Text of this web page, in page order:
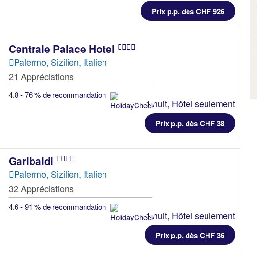
Prix p.p. dès CHF 926
Centrale Palace Hotel
Palermo, Sizilien, Italien
21 Appréciations
4.8 - 76 % de recommandation
1 nuit, Hôtel seulement
Prix p.p. dès CHF 38
Garibaldi
Palermo, Sizilien, Italien
32 Appréciations
4.6 - 91 % de recommandation
1 nuit, Hôtel seulement
Prix p.p. dès CHF 36